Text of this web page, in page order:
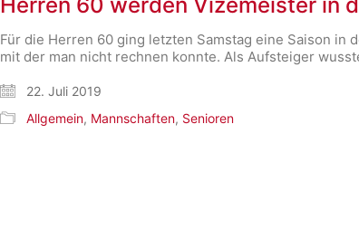
Für die Herren 60 ging letzten Samstag eine Saison in
mit der man nicht rechnen konnte. Als Aufsteiger
22. Juli 2019
Allgemein, Mannschaften, Senioren